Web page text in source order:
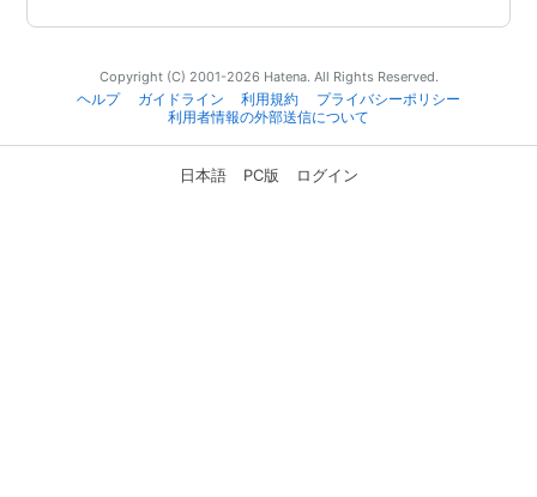
Copyright (C) 2001-2026 Hatena. All Rights Reserved.
ヘルプ
ガイドライン 利用規約
プライバシーポリシー
利用者情報の外部送信について
日本語 PC版 ログイン